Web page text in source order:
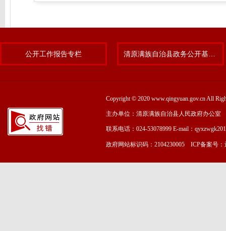
公开工作报告专栏
Copyright © 2020 www.qingyuan.gov.cn All
主办单位：清原满族自治县人民政府办公室
联系电话：024-53078999 E-mail：
政府网站标识码：2104230005 ICP备案号：